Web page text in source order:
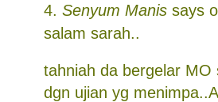
Senyum Manis says
salam sarah..
tahniah da bergelar
dgn ujian yg